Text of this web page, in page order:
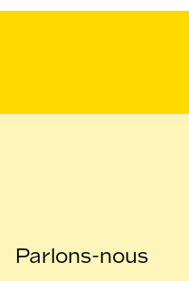
Parlons-nous